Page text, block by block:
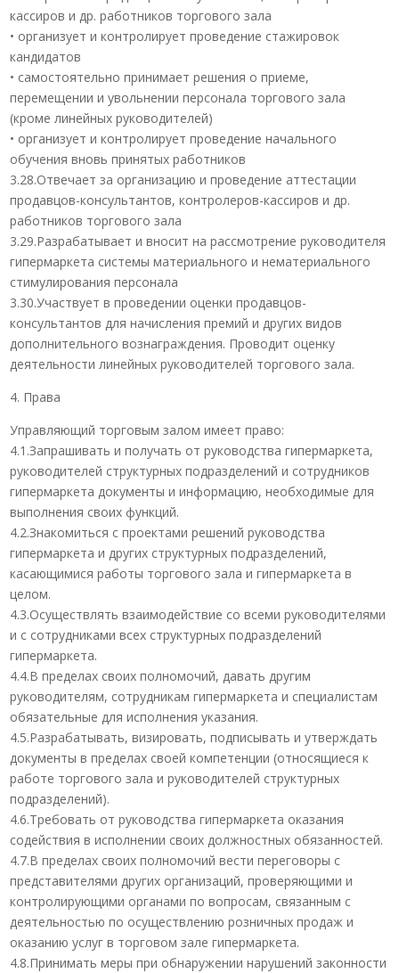
кассиров и др. работников торгового зала
• организует и контролирует проведение стажировок
кандидатов
• самостоятельно принимает решения о приеме,
перемещении и увольнении персонала торгового зала
(кроме линейных руководителей)
• организует и контролирует проведение начального
обучения вновь принятых работников
3.28.Отвечает за организацию и проведение аттестации
продавцов-консультантов, контролеров-кассиров и др.
работников торгового зала
3.29.Разрабатывает и вносит на рассмотрение руководителя
гипермаркета системы материального и нематериального
стимулирования персонала
3.30.Участвует в проведении оценки продавцов-
консультантов для начисления премий и других видов
дополнительного вознаграждения. Проводит оценку
деятельности линейных руководителей торгового зала.
4. Права
Управляющий торговым залом имеет право:
4.1.Запрашивать и получать от руководства гипермаркета,
руководителей структурных подразделений и сотрудников
гипермаркета документы и информацию, необходимые для
выполнения своих функций.
4.2.Знакомиться с проектами решений руководства
гипермаркета и других структурных подразделений,
касающимися работы торгового зала и гипермаркета в
целом.
4.3.Осуществлять взаимодействие со всеми руководителями
и с сотрудниками всех структурных подразделений
гипермаркета.
4.4.В пределах своих полномочий, давать другим
руководителям, сотрудникам гипермаркета и специалистам
обязательные для исполнения указания.
4.5.Разрабатывать, визировать, подписывать и утверждать
документы в пределах своей компетенции (относящиеся к
работе торгового зала и руководителей структурных
подразделений).
4.6.Требовать от руководства гипермаркета оказания
содействия в исполнении своих должностных обязанностей.
4.7.В пределах своих полномочий вести переговоры с
представителями других организаций, проверяющими и
контролирующими органами по вопросам, связанным с
деятельностью по осуществлению розничных продаж и
оказанию услуг в торговом зале гипермаркета.
4.8.Принимать меры при обнаружении нарушений законности